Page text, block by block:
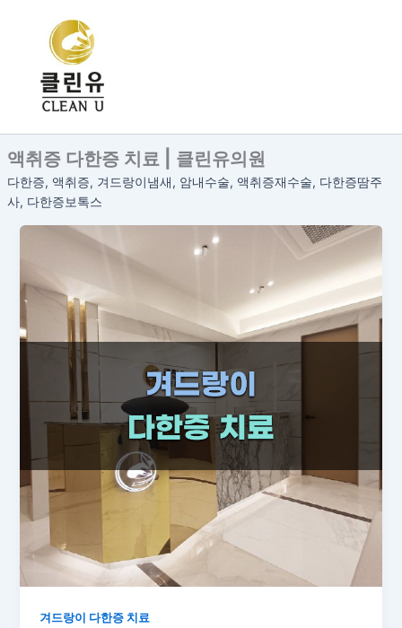
뛰
기액취증 다한증 치료 | 클린유의원
다한증, 액취증, 겨드랑이냄새, 암내수술, 액취증재수술, 다한증땀주
사, 다한증보톡스
겨드랑이 다한증 치료